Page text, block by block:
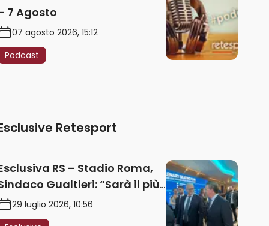
7 Agosto
07 agosto 2026, 15:12
Podcast
Retesport
RS – Stadio Roma,
Gualtieri: “Sarà il più
del mondo. Assoluta
politica. Prima pietra nel
29 luglio 2026, 10:56